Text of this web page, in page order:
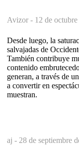
Avizor - 12 de
Desde luego, la
salvajadas de
También contribuye
contenido
generan, a través de
a convertir en
muestran.
aj - 28 de septiembre